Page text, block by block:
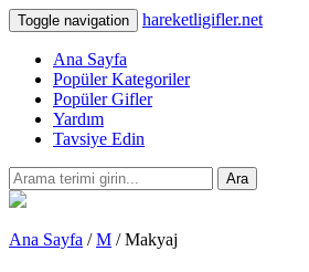
Toggle navigation hareketligifler.net
Ana Sayfa
Popüler Kategoriler
Popüler Gifler
Yardım
Tavsiye Edin
Ara
Ana Sayfa /M / Makyaj